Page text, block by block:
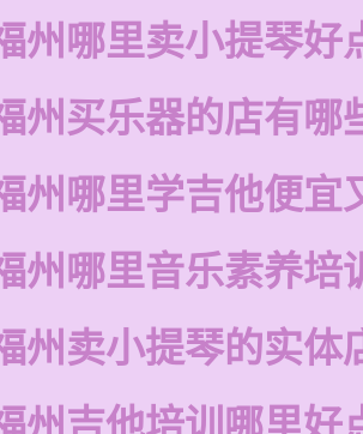
州哪里卖小提琴好
州买乐器的店有哪
州哪里学吉他便宜
州哪里音乐素养培
州卖小提琴的实体
州吉他培训哪里好